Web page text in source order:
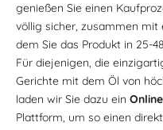
genießen Sie einen
völlig sicher, zusammen mit
dem Sie das Produkt in 25-
Für diejenigen, die
Gerichte mit dem Öl von
laden wir Sie dazu ein
Plattform, um so einen